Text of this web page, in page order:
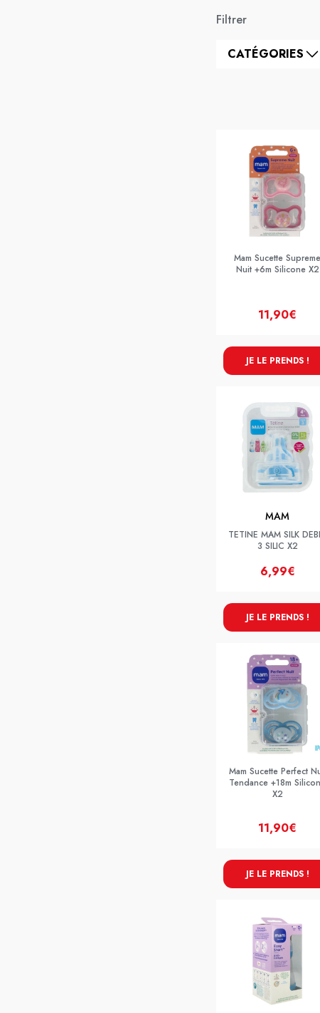
Filtrer
CATÉGORIES
Mam Sucette Supreme
Nuit +6m Silicone X2
11,90€
JE LE PRENDS !
MAM
TETINE MAM SILK
3 SILIC X2
6,99€
JE LE PRENDS !
Mam Sucette Perfect
Tendance +18m
X2
11,90€
JE LE PRENDS !